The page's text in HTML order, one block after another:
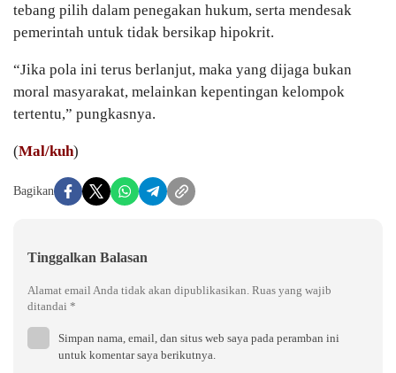
tebang pilih dalam penegakan hukum, serta mendesak
pemerintah untuk tidak bersikap hipokrit.
“Jika pola ini terus berlanjut, maka yang dijaga bukan
moral masyarakat, melainkan kepentingan kelompok
tertentu,” pungkasnya.
(Mal/kuh)
Bagikan
Tinggalkan Balasan
Alamat email Anda tidak akan dipublikasikan. Ruas yang wajib
ditandai *
Simpan nama, email, dan situs web saya pada peramban ini
untuk komentar saya berikutnya.